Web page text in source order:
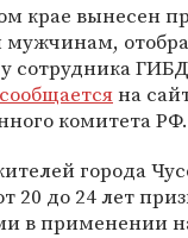
крае вынесен
мужчинам,
сотрудника
сообщаетсяна
комитета РФ.
города
20 до 24 лет
в применении